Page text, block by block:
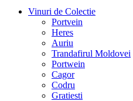
Vinuri de Colectie
Portvein
Heres
Auriu
Trandafirul Moldovei
Portwein
Cagor
Codru
Gratiesti